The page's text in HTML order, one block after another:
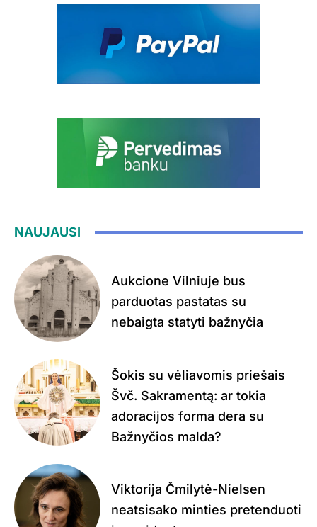
NAUJAUSI
Aukcione Vilniuje bus
parduotas pastatas su
nebaigta statyti bažnyčia
Šokis su vėliavomis priešais
Švč. Sakramentą: ar tokia
adoracijos forma dera su
Bažnyčios malda?
Viktorija Čmilytė-Nielsen
neatsisako minties pretenduoti